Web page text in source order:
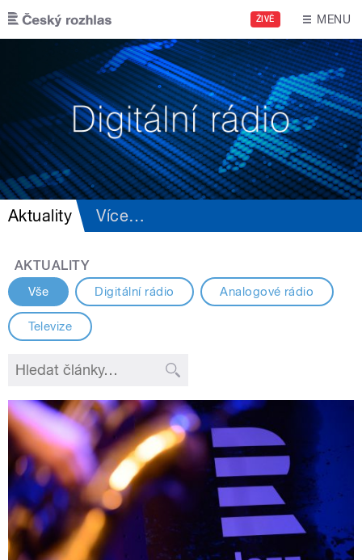
Přejít k hlavnímu obsahu
ŽIVĚ MENU
Aktuality Více…
AKTUALITY
Vše Digitální rádio Analogové rádio
Televize